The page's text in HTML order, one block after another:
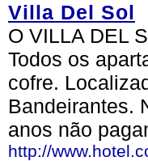
Villa Del Sol
O VILLA DEL
Todos os
cofre.
Bandeirantes.
anos não
http://